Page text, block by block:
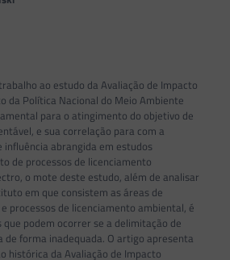
ao estudo da Avaliação de Impacto
da Política Nacional do Meio Ambiente
para o atingimento do objetivo de
e sua correlação para com a
abrangida em estudos
de processos de licenciamento
o mote deste estudo, além de analisar
em que consistem as áreas de
processos de licenciamento ambiental, é
podem ocorrer se a delimitação de
de forma inadequada. O artigo apresenta
histórica da Avaliação de Impacto